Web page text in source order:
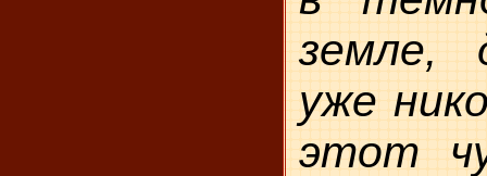
земле,
уже
этот